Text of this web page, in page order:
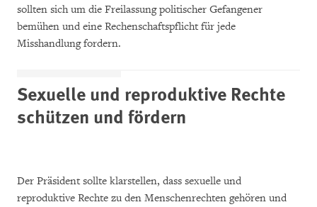
sollten sich um die Freilassung politischer Gefangener
bemühen und eine Rechenschaftspflicht für jede
Misshandlung fordern.
Sexuelle und reproduktive Rechte
schützen und fördern
Der Präsident sollte klarstellen, dass sexuelle und
reproduktive Rechte zu den Menschenrechten gehören und